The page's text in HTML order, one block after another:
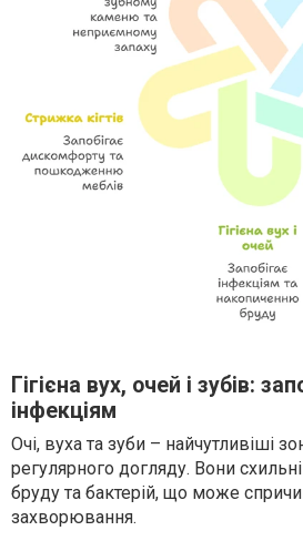
Гігієна вух, очей і зубів:
інфекціям
Очі, вуха та зуби – найчутливіші
регулярного догляду. Вони
бруду та бактерій, що може
захворювання.